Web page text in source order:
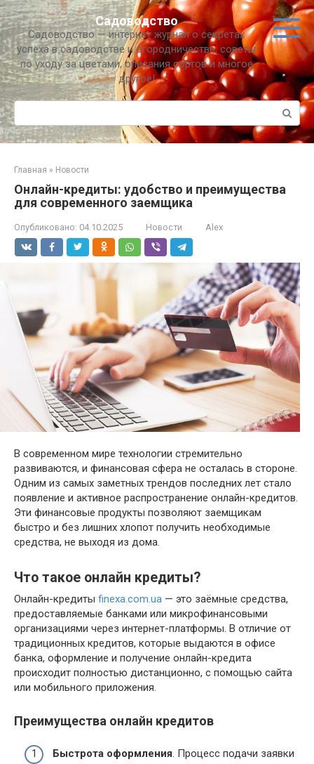
Перейти
к
контенту
Садоводство
Садоводство — интернет журнал о секретах
успеха в садоводстве и огородничестве, советы
по уходу за цветами, описания сортов и многое
другое!
Поиск:
Главная » Новости
Онлайн-кредиты: удобство и преимущества
для современного заемщика
Опубликовано: 04.10.2025 Новости Alex
В современном мире технологии стремительно
развиваются, и финансовая сфера не осталась в стороне.
Одним из самых заметных трендов последних лет стало
появление и активное распространение онлайн-кредитов.
Эти финансовые продукты позволяют заемщикам
быстро и без лишних хлопот получить необходимые
средства, не выходя из дома.
Что такое онлайн кредиты?
Онлайн-кредиты finexa.com.ua — это заёмные средства,
предоставляемые банками или микрофинансовыми
организациями через интернет-платформы. В отличие от
традиционных кредитов, которые выдаются в офисе
банка, оформление и получение онлайн-кредита
происходит полностью дистанционно, с помощью сайта
или мобильного приложения.
Преимущества онлайн кредитов
Быстрота оформления. Процесс подачи заявки